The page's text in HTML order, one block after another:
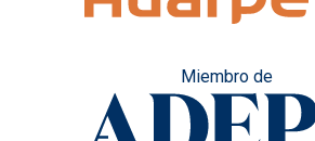
Miembro de